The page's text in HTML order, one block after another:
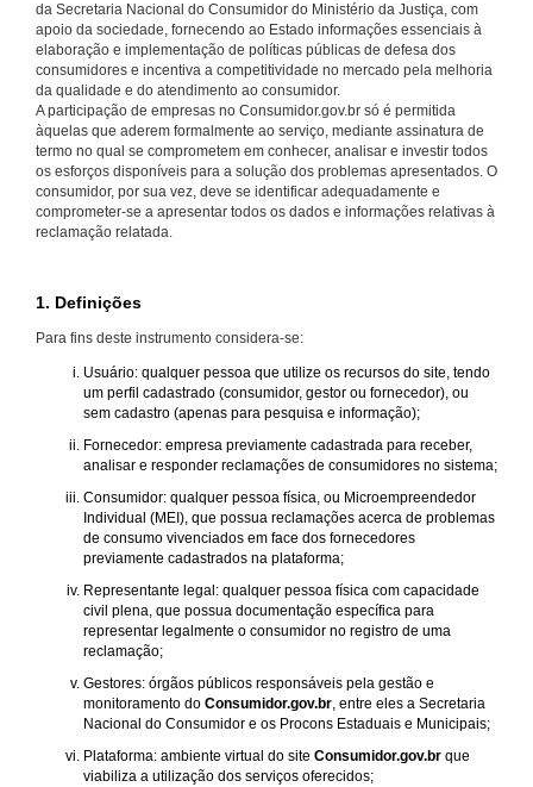
da Secretaria Nacional do Consumidor do Ministério da Justiça, com
apoio da sociedade, fornecendo ao Estado informações essenciais à
elaboração e implementação de políticas públicas de defesa dos
consumidores e incentiva a competitividade no mercado pela melhoria
da qualidade e do atendimento ao consumidor.
A participação de empresas no Consumidor.gov.br só é permitida
àquelas que aderem formalmente ao serviço, mediante assinatura de
termo no qual se comprometem em conhecer, analisar e investir todos
os esforços disponíveis para a solução dos problemas apresentados. O
consumidor, por sua vez, deve se identificar adequadamente e
comprometer-se a apresentar todos os dados e informações relativas à
reclamação relatada.
1. Definições
Para fins deste instrumento considera-se:
Usuário: qualquer pessoa que utilize os recursos do site, tendo
um perfil cadastrado (consumidor, gestor ou fornecedor), ou
sem cadastro (apenas para pesquisa e informação);
Fornecedor: empresa previamente cadastrada para receber,
analisar e responder reclamações de consumidores no sistema;
Consumidor: qualquer pessoa física, ou Microempreendedor
Individual (MEI), que possua reclamações acerca de problemas
de consumo vivenciados em face dos fornecedores
previamente cadastrados na plataforma;
Representante legal: qualquer pessoa física com capacidade
civil plena, que possua documentação específica para
representar legalmente o consumidor no registro de uma
reclamação;
Gestores: órgãos públicos responsáveis pela gestão e
monitoramento do Consumidor.gov.br, entre eles a Secretaria
Nacional do Consumidor e os Procons Estaduais e Municipais;
Plataforma: ambiente virtual do site Consumidor.gov.br que
viabiliza a utilização dos serviços oferecidos;